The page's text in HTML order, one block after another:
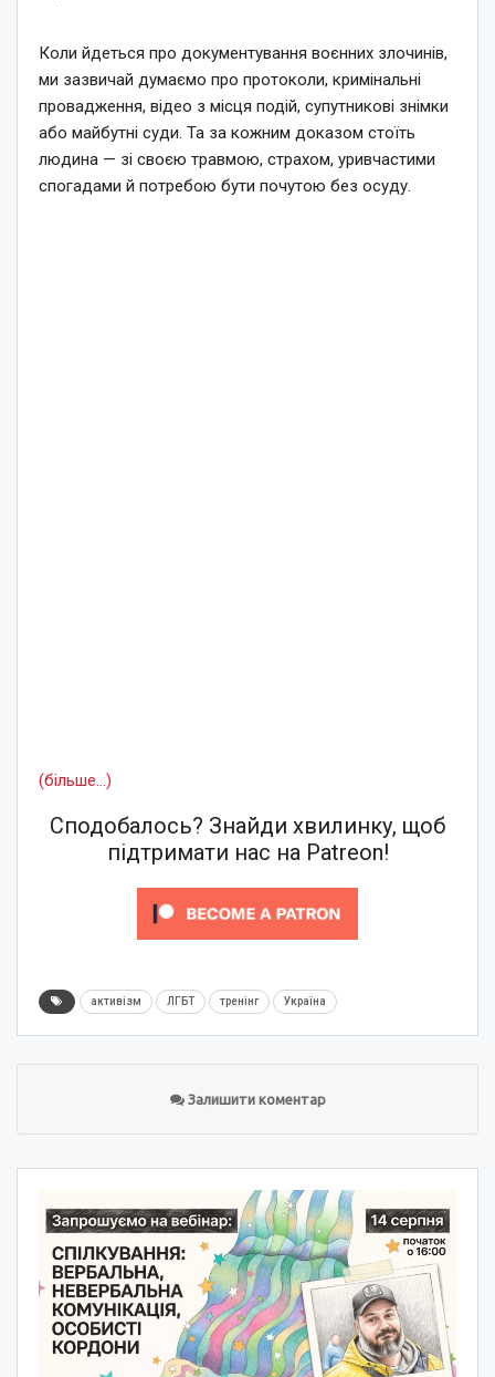
Коли йдеться про документування воєнних злочинів,
ми зазвичай думаємо про протоколи, кримінальні
провадження, відео з місця подій, супутникові знімки
або майбутні суди. Та за кожним доказом стоїть
людина — зі своєю травмою, страхом, уривчастими
спогадами й потребою бути почутою без осуду.
(більше…)
Сподобалось? Знайди хвилинку, щоб
підтримати нас на Patreon!
активізм ЛГБТ тренінг Україна
Залишити коментар